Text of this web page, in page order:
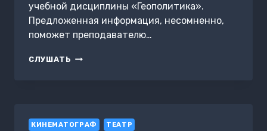
учебной дисциплины «Геополитика».
Предложенная информация, несомненно,
поможет преподавателю…
СЛУШАТЬ ГЕОПОЛИТИКА.
2
КИНЕМАТОГРАФ ТЕАТР